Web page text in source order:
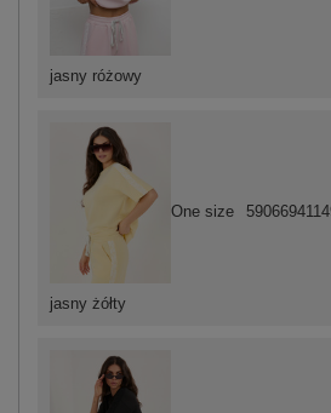
jasny żółty
One size
jasny różowy